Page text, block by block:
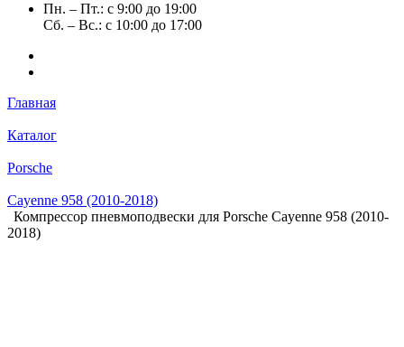
Пн. – Пт.: с 9:00 до 19:00
Сб. – Вс.: с 10:00 до 17:00
Главная
Каталог
Porsche
Cayenne 958 (2010-2018)
Компрессор пневмоподвески для Porsche Cayenne 958 (2010-
2018)